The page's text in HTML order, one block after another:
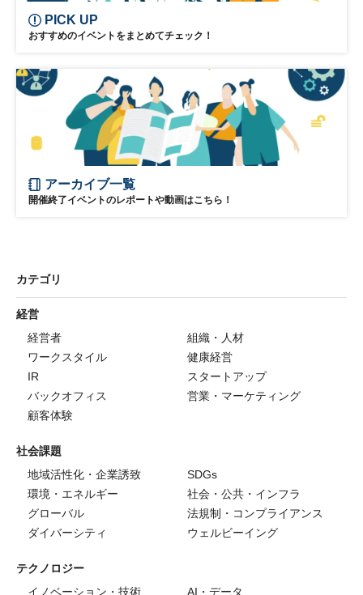
PICK UP
おすすめのイベントをまとめてチェック！
アーカイブ一覧
開催終了イベントのレポートや動画はこちら！
カテゴリ
経営
経営者
組織・人材
ワークスタイル
健康経営
IR
スタートアップ
バックオフィス
営業・マーケティング
顧客体験
社会課題
地域活性化・企業誘致
SDGs
環境・エネルギー
社会・公共・インフラ
グローバル
法規制・コンプライアンス
ダイバーシティ
ウェルビーイング
テクノロジー
イノベーション・技術
AI・データ